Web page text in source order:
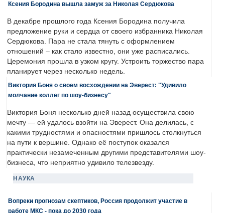
Ксения Бородина вышла замуж за Николая Сердюкова
В декабре прошлого года Ксения Бородина получила
предложение руки и сердца от своего избранника Николая
Сердюкова. Пара не стала тянуть с оформлением
отношений – как стало известно, они уже расписались.
Церемония прошла в узком кругу. Устроить торжество пара
планирует через несколько недель.
Виктория Боня о своем восхождении на Эверест: "Удивило
молчание коллег по шоу-бизнесу"
Виктория Боня несколько дней назад осуществила свою
мечту — ей удалось взойти на Эверест. Она делилась, с
какими трудностями и опасностями пришлось столкнуться
на пути к вершине. Однако её поступок оказался
практически незамеченным другими представителями шоу-
бизнеса, что неприятно удивило телезвезду.
НАУКА
Вопреки прогнозам скептиков, Россия продолжит участие в
работе МКС - пока до 2030 года